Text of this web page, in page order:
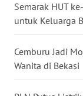
Semarak HUT
untuk Keluarga
Cemburu Jadi
Wanita di Bekasi
WN
LAMPUNG
WN
JATENG